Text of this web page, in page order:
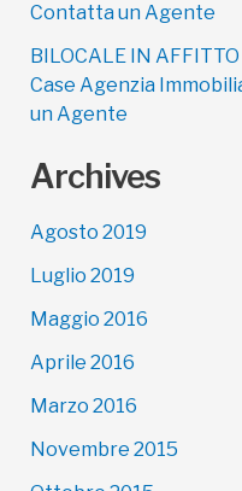
Contatta un Agente
BILOCALE IN
Case Agenzia
un Agente
Archives
Agosto 2019
Luglio 2019
Maggio 2016
Aprile 2016
Marzo 2016
Novembre 2015